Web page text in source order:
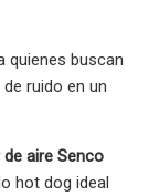
quienes buscan
ruido en un
aire Senco
hot dog ideal